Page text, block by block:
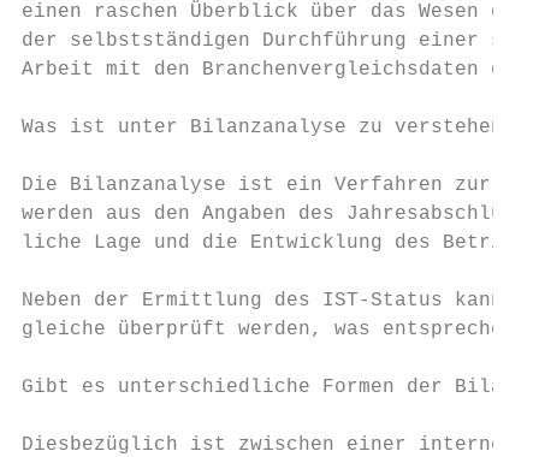
einen raschen Überblick über das Wesen
der selbstständigen Durchführung einer
Arbeit mit den Branchenvergleichsdaten der
Was ist unter Bilanzanalyse zu verstehen?
Die Bilanzanalyse ist ein Verfahren zur
werden aus den Angaben des
liche Lage und die Entwicklung des
Neben der Ermittlung des IST-Status kann
gleiche überprüft werden, was
Gibt es unterschiedliche Formen der
Diesbezüglich ist zwischen einer internen